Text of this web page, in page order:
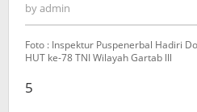
byadmin
Foto : Inspektur Puspenerbal Hadiri
HUT ke-78 TNI Wilayah Gartab lll
5